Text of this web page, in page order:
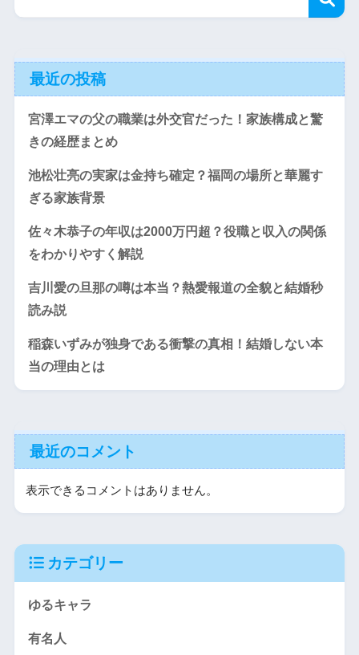
最近の投稿
宮澤エマの父の職業は外交官だった！家族構成と驚
きの経歴まとめ
池松壮亮の実家は金持ち確定？福岡の場所と華麗す
ぎる家族背景
佐々木恭子の年収は2000万円超？役職と収入の関係
をわかりやすく解説
吉川愛の旦那の噂は本当？熱愛報道の全貌と結婚秒
読み説
稲森いずみが独身である衝撃の真相！結婚しない本
当の理由とは
最近のコメント
表示できるコメントはありません。
カテゴリー
ゆるキャラ
有名人